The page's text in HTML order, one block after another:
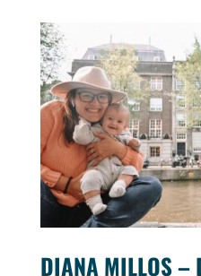
DIANA MILLOS –